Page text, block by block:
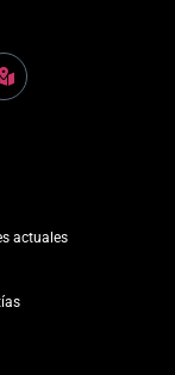
actuales